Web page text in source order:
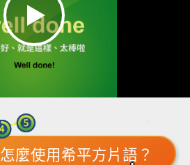
怎麼使用希平方片語？